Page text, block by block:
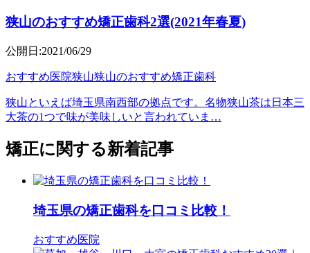
狭山のおすすめ矯正歯科2選(2021年春夏)
公開日:2021/06/29
おすすめ医院狭山狭山のおすすめ矯正歯科
狭山といえば埼玉県南西部の拠点です。名物狭山茶は日本三
大茶の1つで味が美味しいと言われていま…
矯正に関する新着記事
埼玉県の矯正歯科を口コミ比較！
おすすめ医院